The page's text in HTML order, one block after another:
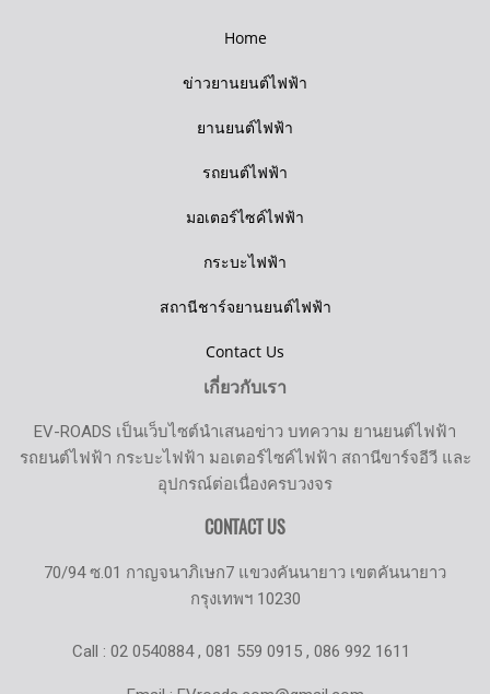
Home
ข่าวยานยนต์ไฟฟ้า
ยานยนต์ไฟฟ้า
รถยนต์ไฟฟ้า
มอเตอร์ไซค์ไฟฟ้า
กระบะไฟฟ้า
สถานีชาร์จยานยนต์ไฟฟ้า
Contact Us
เกี่ยวกับเรา
EV-ROADS เป็นเว็บไซต์นำเสนอข่าว บทความ ยานยนต์ไฟฟ้า
รถยนต์ไฟฟ้า กระบะไฟฟ้า มอเตอร์ไซค์ไฟฟ้า สถานีขาร์จอีวี และ
อุปกรณ์ต่อเนื่องครบวงจร
CONTACT US
70/94 ซ.01 กาญจนาภิเษก7 แขวงคันนายาว เขตคันนายาว
กรุงเทพฯ 10230
Call : 02 0540884 , 081 559 0915 , 086 992 1611